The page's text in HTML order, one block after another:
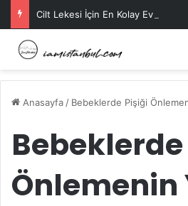
Cilt Lekesi İçin En Kolay Ev
Anasayfa / Bebeklerde Pişiği
Önlemenin